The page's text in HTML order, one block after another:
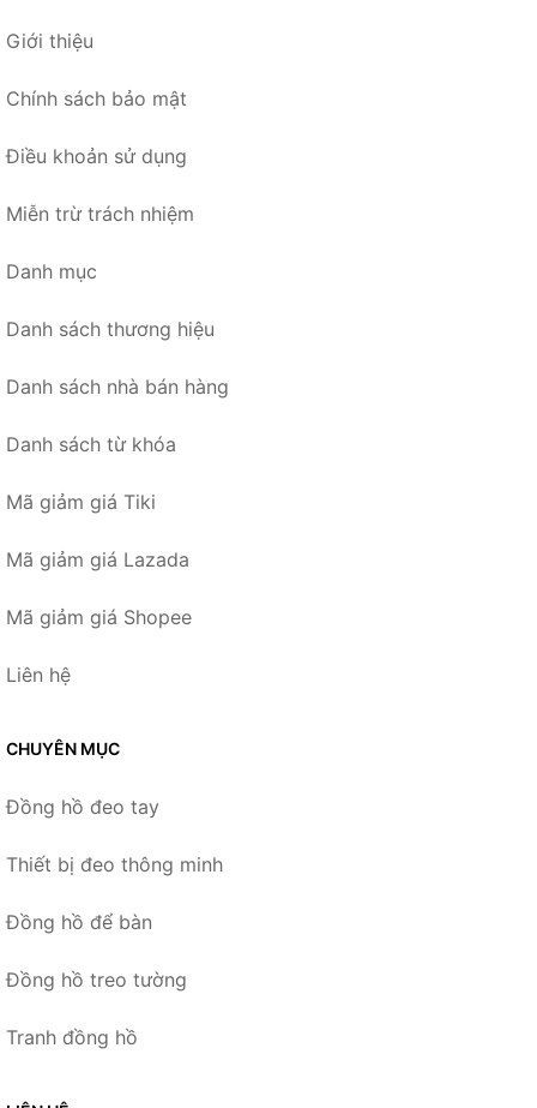
Giới thiệu
Chính sách bảo mật
Điều khoản sử dụng
Miễn trừ trách nhiệm
Danh mục
Danh sách thương hiệu
Danh sách nhà bán hàng
Danh sách từ khóa
Mã giảm giá Tiki
Mã giảm giá Lazada
Mã giảm giá Shopee
Liên hệ
CHUYÊN MỤC
Đồng hồ đeo tay
Thiết bị đeo thông minh
Đồng hồ để bàn
Đồng hồ treo tường
Tranh đồng hồ